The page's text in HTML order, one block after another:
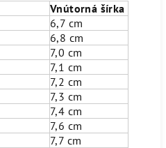
Vnútorná šírka
6,7 cm
6,8 cm
7,0 cm
7,1 cm
7,2 cm
7,3 cm
7,4 cm
7,6 cm
7,7 cm